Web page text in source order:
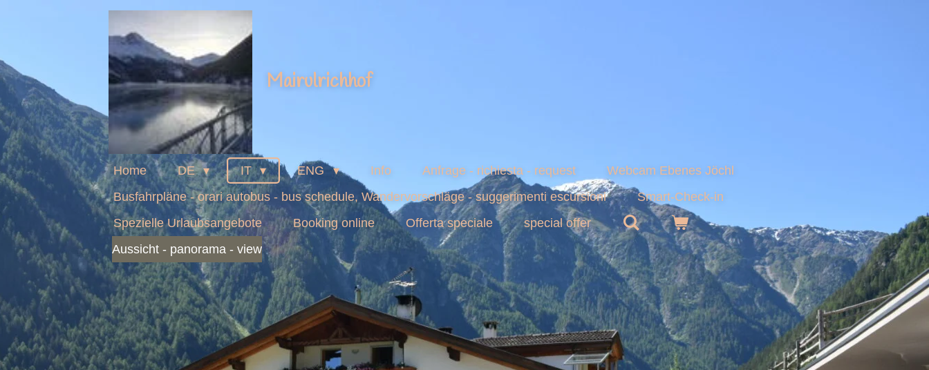
Mairulrichhof
Home DE IT ENG Info Anfrage - richiesta - request
Webcam Ebenes Jöchl
Busfahrpläne - orari autobus - bus schedule, Wandervorschläge - suggerimenti escursioni
Smart-Check-in
Spezielle Urlaubsangebote
Booking online Offerta speciale
special offer
Aussicht - panorama - view